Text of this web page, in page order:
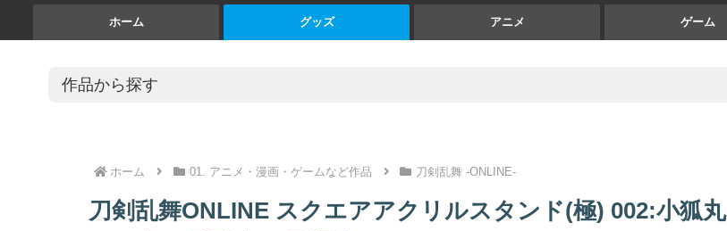
ホーム グッズ アニメ ゲーム
ホーム 01. アニメ・漫画・ゲームなど作品 刀剣乱舞 -ONLINE-
刀剣乱舞ONLINE スクエアアクリルスタンド(極) 002:小狐丸